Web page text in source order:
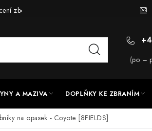
zboží
(po –
A MAZIVA DOPLŇKY KE ZBRANÍM
na opasek - Coyote [8FIELDS]